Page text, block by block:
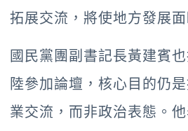
拓展交流，將使地方發展面
國民黨團副書記長黃建賓
陸參加論壇，核心目的仍
業交流，而非政治表態。